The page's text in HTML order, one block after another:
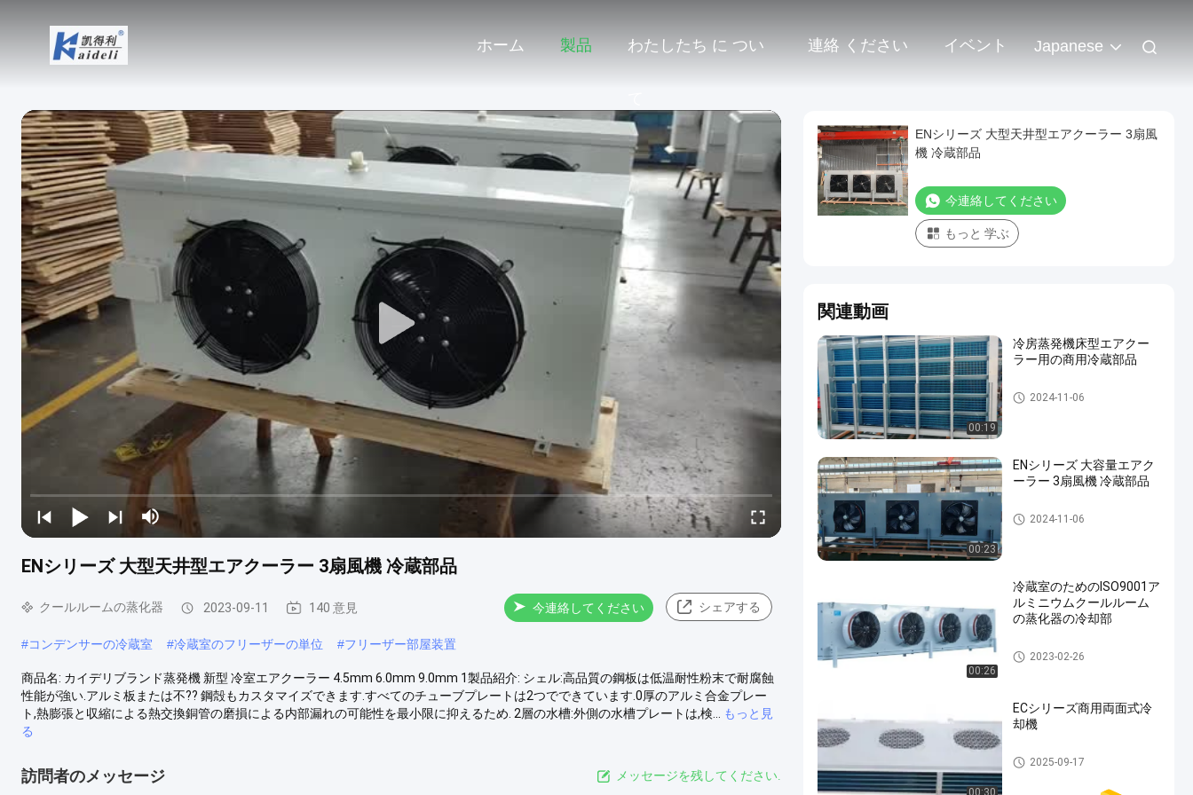
ホーム 製品 わたしたち に つい 連絡 ください イベント Japanese
ENシリーズ 大型天井型エアクーラー 3扇風機 冷蔵部品
クールルームの蒸化器 2023-09-11 140 意見 今連絡してください シェアする
#コンデンサーの冷蔵室 #冷蔵室のフリーザーの単位 #フリーザー部屋装置
商品名: カイデリブランド蒸発機 新型 冷室エアクーラー 4.5mm 6.0mm 9.0mm 1製品紹介: シェル:高品質の鋼板は低温耐性粉末で耐腐蝕
性能が強い.アルミ板または不?? 鋼殻もカスタマイズできます.すべてのチューブプレートは2つでできています.0厚のアルミ合金プレー
ト,熱膨張と収縮による熱交換銅管の磨損による内部漏れの可能性を最小限に抑えるため. 2層の水槽:外側の水槽プレートは,検...
もっと見
る
訪問者のメッセージ メッセージを残してください.
ENシリーズ 大型天井型エアクーラー 3扇風
機 冷蔵部品
今連絡してください
もっと 学ぶ
関連動画
00:19
冷房蒸発機床型エアクー
ラー用の商用冷蔵部品
クールルームの蒸化器
2024-11-06
00:23
ENシリーズ 大容量エアク
ーラー 3扇風機 冷蔵部品
クールルームの蒸化器
2024-11-06
00:26
冷蔵室のためのISO9001ア
ルミニウムクールルーム
の蒸化器の冷却部
クールルームの蒸化器
2023-02-26
00:30
ECシリーズ商用両面式冷
却機
冷蔵室の空気クーラー
2025-09-17